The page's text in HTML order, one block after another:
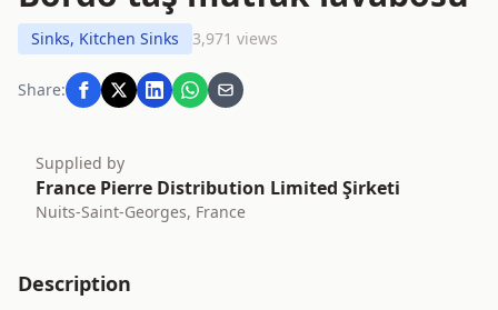
Sinks, Kitchen Sinks 3,971 views
Share:
Supplied by
France Pierre Distribution Limited Şirketi
Nuits-Saint-Georges, France
Description